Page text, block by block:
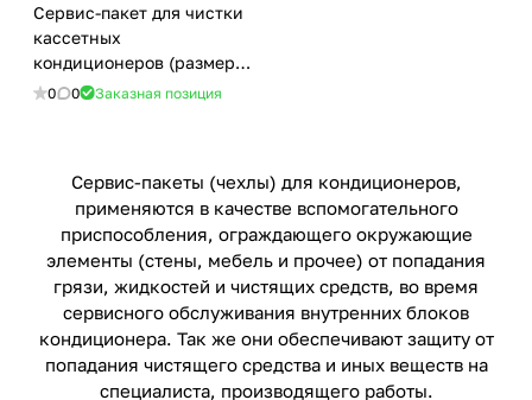
Сервис-пакет для чистки
кассетных
кондиционеров (размер L
1000x1000)
0 0 Заказная позиция
Сервис-пакеты (чехлы) для кондиционеров,
применяются в качестве вспомогательного
приспособления, ограждающего окружающие
элементы (стены, мебель и прочее) от попадания
грязи, жидкостей и чистящих средств, во время
сервисного обслуживания внутренних блоков
кондиционера. Так же они обеспечивают защиту от
попадания чистящего средства и иных веществ на
специалиста, производящего работы.